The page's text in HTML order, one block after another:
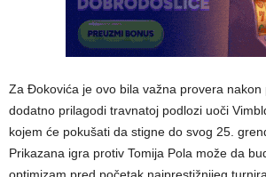
Za Đokovića je ovo bila važna provera nakon
dodatno prilagodi travnatoj podlozi uoči
kojem će pokušati da stigne do svog 25.
Prikazana igra protiv Tomija Pola može da